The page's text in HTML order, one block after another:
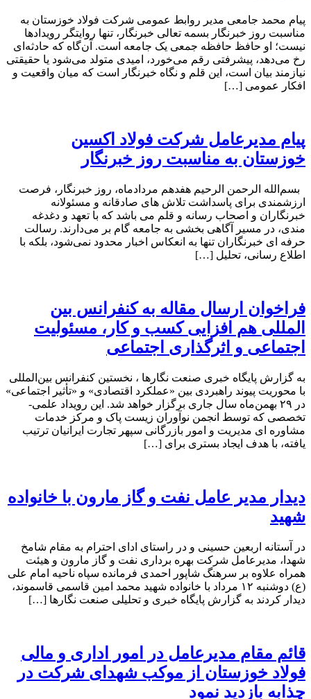
پیام محمد جامعی مدیر روابط عمومی شرکت فولاد خوزستان به
مناسبت روز خبرنگار بسمه تعالی خبرنگار، تنها روایتگر رویدادها
نیست؛ او حافظ حافظه جمعی یک جامعه است. آن‌گاه که حادثه‌ای
رخ می‌دهد، پیشرفتی رقم می‌خورد، امیدی متولد می‌شود یا حقیقتی
نیازمند بیان است، این قلم و نگاه خبرنگار است که میان واقعیت و
افکار عمومی […]
پیام مدیرعامل شرکت فولاد اکسین
خوزستان به مناسبت روز خبرنگار
بسم‌الله الرحمن الرحیم هفدهم مردادماه، روز خبرنگار، فرصت
ارزشمندی برای پاسداشت تلاش‌ های صادقانه و مسئولانه
خبرنگاران و اصحاب رسانه و قلم می باشد که با تعهد و دغدغه‌
مندی، در مسیر آگاهی‌ بخشی به جامعه گام بر می‌دارند. رسالت
حرفه‌ ای خبرنگاران تنها به انعکاس اخبار محدود نمی‌شود، بلکه با
اطلاع رسانی، تحلیل […]
فراخوان ارسال مقاله به کنفرانس بین
المللی هم افزایی کسب و کار، مسئولیت
اجتماعی و اثرگذاری اجتماعی
به گزارش پایگاه خبری صنعت نگارها ، نخستین کنفرانس بین‌المللی
با محوریت پیوند راهبردی بین «عملکرد اقتصادی» و «تأثیر اجتماعی»
در ۲۹ بهمن‌ماه سال جاری برگزار خواهد شد. این رویداد علمی-
تخصصی که توسط انجمن نوآوران زیست پاک و مرکز خدمات
مشاوره ای مدیریت و امور بازرگانی سپهر تجارت ایرانیان ترتیب
یافته، با هدف ایجاد بستری برای […]
دیدار مدیر عامل نفت و گاز مارون با خانواده
شهید
در آستانه اربعین حسینی و در راستای ادای احترام به مقام شامخ
شهدا، مدیرعامل شرکت بهره برداری نفت و گاز مارون و هیئت
همراه علاوه بر سرهنگ شاپور احمدی فرمانده سپاه ناحیه امام علی
(ع) دوشنبه ۱۲ مرداد با خانواده شهید محمد امین قاسمی قاسموند،
دیدار کردند به گزارش پایگاه خبری و تحلیلی صنعت نگارها […]
قائم مقام مدیرعامل در امور اداری و مالی
فولاد خوزستان از موکب شهدای شرکت در
چذابه بازدید نمود